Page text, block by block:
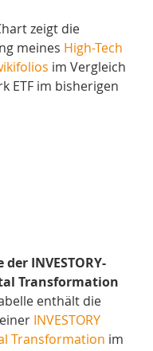
zeigt die
meines High-Tech
im Vergleich
ETF im bisherigen
INVESTORY-
Transformation
enthält die
INVESTORY
Transformation im